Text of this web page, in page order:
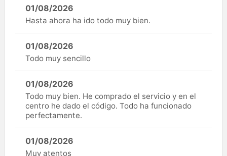
01/08/2026
Hasta ahora ha ido todo muy bien.
01/08/2026
Todo muy sencillo
01/08/2026
Todo muy bien. He comprado el servicio y en el
centro he dado el código. Todo ha funcionado
perfectamente.
01/08/2026
Muy atentos